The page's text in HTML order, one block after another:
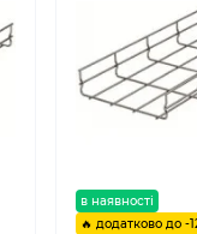
в наявності
🔥 додатково до -